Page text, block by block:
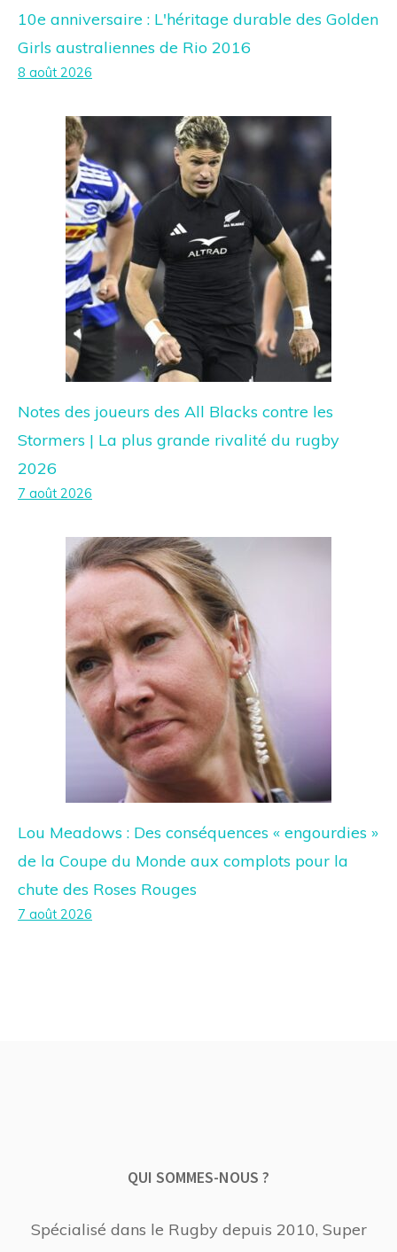
10e anniversaire : L'héritage durable des Golden
Girls australiennes de Rio 2016
8 août 2026
Notes des joueurs des All Blacks contre les
Stormers | La plus grande rivalité du rugby
2026
7 août 2026
Lou Meadows : Des conséquences « engourdies »
de la Coupe du Monde aux complots pour la
chute des Roses Rouges
7 août 2026
QUI SOMMES-NOUS ?
Spécialisé dans le Rugby depuis 2010, Super